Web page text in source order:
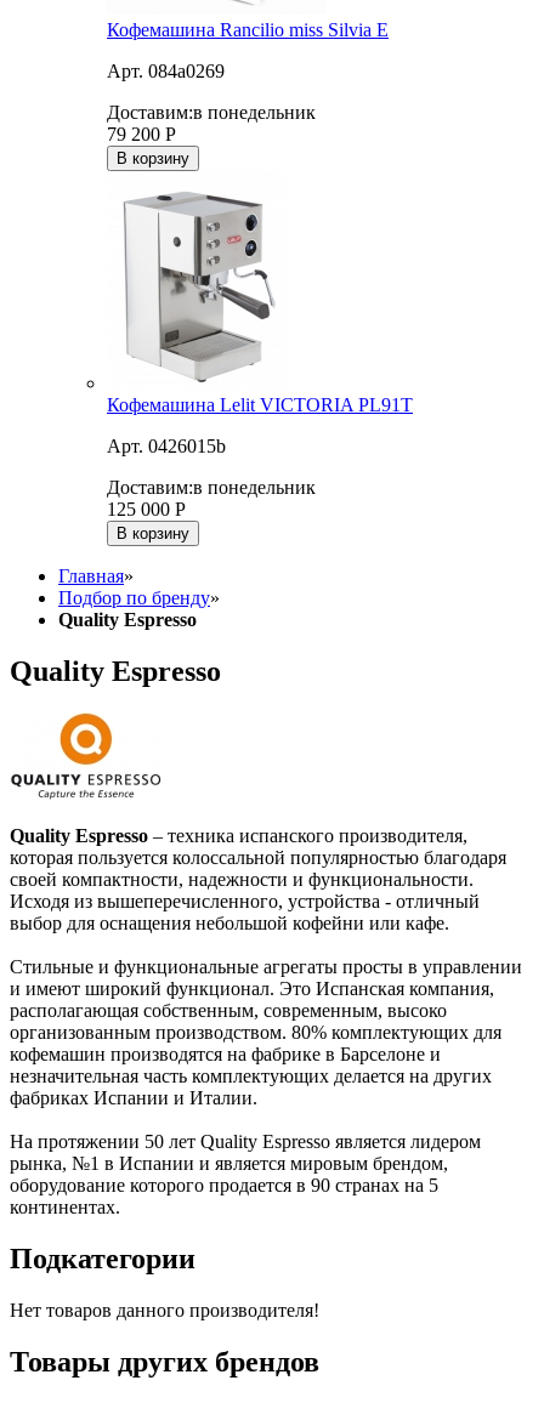
Кофемашина Rancilio miss Silvia E
Арт. 084a0269
Доставим:в понедельник
79 200 Р
В корзину
Кофемашина Lelit VICTORIA PL91T
Арт. 0426015b
Доставим:в понедельник
125 000 Р
В корзину
Главная»
Подбор по бренду»
Quality Espresso
Quality Espresso
Quality Espresso – техника испанского производителя,
которая пользуется колоссальной популярностью благодаря
своей компактности, надежности и функциональности.
Исходя из вышеперечисленного, устройства - отличный
выбор для оснащения небольшой кофейни или кафе.
Стильные и функциональные агрегаты просты в управлении
и имеют широкий функционал. Это Испанская компания,
располагающая собственным, современным, высоко
организованным производством. 80% комплектующих для
кофемашин производятся на фабрике в Барселоне и
незначительная часть комплектующих делается на других
фабриках Испании и Италии.
На протяжении 50 лет Quality Espresso является лидером
рынка, №1 в Испании и является мировым брендом,
оборудование которого продается в 90 странах на 5
континентах.
Подкатегории
Нет товаров данного производителя!
Товары других брендов